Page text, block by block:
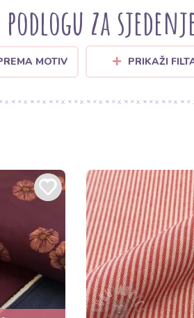
za
MOTIV PRIKAŽI